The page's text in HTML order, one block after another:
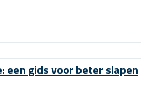
een gids voor beter slapen